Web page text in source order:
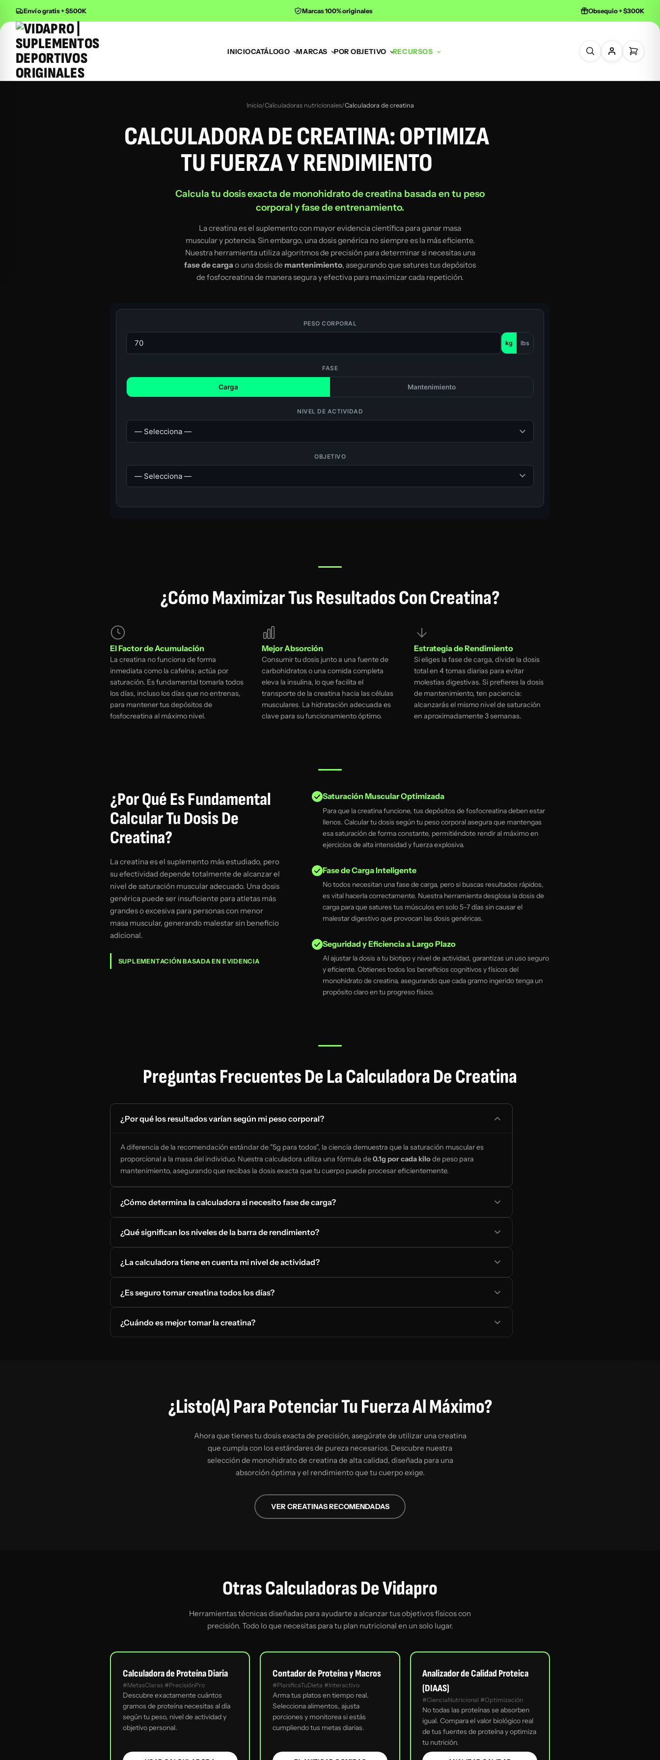
Envío gratis + $500K Marcas 100% originales Obsequio + $300K
INICIOCATÁLOGO MARCAS POR OBJETIVO RECURSOS
Inicio/Calculadoras nutricionales/Calculadora de creatina
CALCULADORA DE CREATINA: OPTIMIZA
TU FUERZA Y RENDIMIENTO
Calcula tu dosis exacta de monohidrato de creatina basada en tu peso
corporal y fase de entrenamiento.
La creatina es el suplemento con mayor evidencia científica para ganar masa
muscular y potencia. Sin embargo, una dosis genérica no siempre es la más eficiente.
Nuestra herramienta utiliza algoritmos de precisión para determinar si necesitas una
fase de cargao una dosis de mantenimiento, asegurando que satures tus depósitos
de fosfocreatina de manera segura y efectiva para maximizar cada repetición.
PESO CORPORAL
kg lbs
FASE
Carga Mantenimiento
NIVEL DE ACTIVIDAD
OBJETIVO
¿Cómo Maximizar Tus Resultados Con Creatina?
El Factor de Acumulación
La creatina no funciona de forma
inmediata como la cafeína; actúa por
saturación. Es fundamental tomarla todos
los días, incluso los días que no entrenas,
para mantener tus depósitos de
fosfocreatina al máximo nivel.
Mejor Absorción
Consumir tu dosis junto a una fuente de
carbohidratos o una comida completa
eleva la insulina, lo que facilita el
transporte de la creatina hacia las células
musculares. La hidratación adecuada es
clave para su funcionamiento óptimo.
Estrategia de Rendimiento
Si eliges la fase de carga, divide la dosis
total en 4 tomas diarias para evitar
molestias digestivas. Si prefieres la dosis
de mantenimiento, ten paciencia:
alcanzarás el mismo nivel de saturación
en aproximadamente 3 semanas.
¿Por Qué Es Fundamental
Calcular Tu Dosis De
Creatina?
La creatina es el suplemento más estudiado, pero
su efectividad depende totalmente de alcanzar el
nivel de saturación muscular adecuado. Una dosis
genérica puede ser insuficiente para atletas más
grandes o excesiva para personas con menor
masa muscular, generando malestar sin beneficio
adicional.
SUPLEMENTACIÓN BASADA EN EVIDENCIA
Saturación Muscular Optimizada
Para que la creatina funcione, tus depósitos de fosfocreatina deben estar
llenos. Calcular tu dosis según tu peso corporal asegura que mantengas
esa saturación de forma constante, permitiéndote rendir al máximo en
ejercicios de alta intensidad y fuerza explosiva.
Fase de Carga Inteligente
No todos necesitan una fase de carga, pero si buscas resultados rápidos,
es vital hacerla correctamente. Nuestra herramienta desglosa la dosis de
carga para que satures tus músculos en solo 5-7 días sin causar el
malestar digestivo que provocan las dosis genéricas.
Seguridad y Eficiencia a Largo Plazo
Al ajustar la dosis a tu biotipo y nivel de actividad, garantizas un uso seguro
y eficiente. Obtienes todos los beneficios cognitivos y físicos del
monohidrato de creatina, asegurando que cada gramo ingerido tenga un
propósito claro en tu progreso físico.
Preguntas Frecuentes De La Calculadora De Creatina
¿Por qué los resultados varían según mi peso corporal?
A diferencia de la recomendación estándar de "5g para todos", la ciencia demuestra que la saturación muscular es
proporcional a la masa del individuo. Nuestra calculadora utiliza una fórmula de0.1g por cada kilode peso para
mantenimiento, asegurando que recibas la dosis exacta que tu cuerpo puede procesar eficientemente.
¿Cómo determina la calculadora si necesito fase de carga?
¿Qué significan los niveles de la barra de rendimiento?
¿La calculadora tiene en cuenta mi nivel de actividad?
¿Es seguro tomar creatina todos los días?
¿Cuándo es mejor tomar la creatina?
¿Listo(A) Para Potenciar Tu Fuerza Al Máximo?
Ahora que tienes tu dosis exacta de precisión, asegúrate de utilizar una creatina
que cumpla con los estándares de pureza necesarios. Descubre nuestra
selección de monohidrato de creatina de alta calidad, diseñada para una
absorción óptima y el rendimiento que tu cuerpo exige.
VER CREATINAS RECOMENDADAS
Otras Calculadoras De Vidapro
Herramientas técnicas diseñadas para ayudarte a alcanzar tus objetivos físicos con
precisión. Todo lo que necesitas para tu plan nutricional en un solo lugar.
Calculadora de Proteína Diaria
#MetasClaras #PrecisiónPro
Descubre exactamente cuántos
gramos de proteína necesitas al día
según tu peso, nivel de actividad y
objetivo personal.
Contador de Proteína y Macros
#PlanificaTuDieta #Interactivo
Arma tus platos en tiempo real.
Selecciona alimentos, ajusta
porciones y monitorea si estás
cumpliendo tus metas diarias.
Analizador de Calidad Proteica
(DIAAS)
#CienciaNutricional #Optimización
No todas las proteínas se absorben
igual. Compara el valor biológico real
de tus fuentes de proteína y optimiza
tu nutrición.